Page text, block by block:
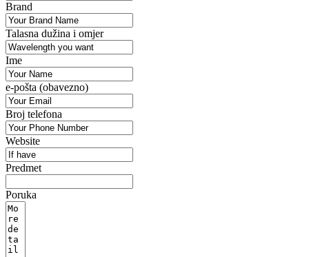
Brand
Talasna dužina i omjer
Ime
e-pošta (obavezno)
Broj telefona
Website
Predmet
Poruka